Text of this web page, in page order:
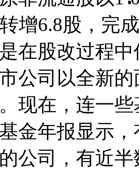
增6.8股，完
在股改过程
公司以全新
现在，连一
金年报显示
公司，有近